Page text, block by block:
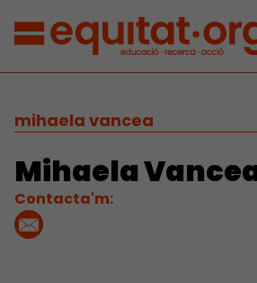
mihaela vancea
Mihaela
Contacta'm: